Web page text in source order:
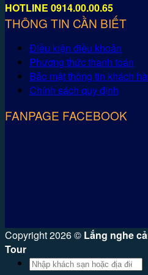
HOTLINE 0914.00.00.65
THÔNG TIN CẦN BIẾT
Điều kiện điều khoản
Phương thức thanh toán
Bảo mật thông tin khách
Chính sách quy định
FANPAGE FACEBOOK
Copyright 2026 © Lắng nghe
Tour
Tìm